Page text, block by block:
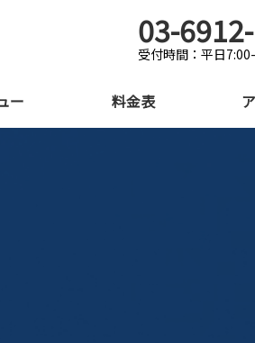
03-
受付時間：平日
ー 料金表